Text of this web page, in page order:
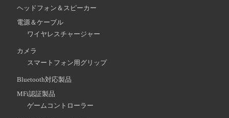
ヘッドフォン＆スピーカー
電源＆ケーブル
ワイヤレスチャージャー
カメラ
スマートフォン用グリップ
Bluetooth対応製品
MFi認証製品
ゲームコントローラー